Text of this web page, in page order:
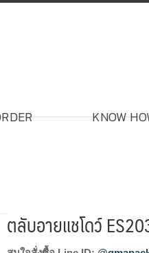
KNOW
ตลับอายแชโดว์